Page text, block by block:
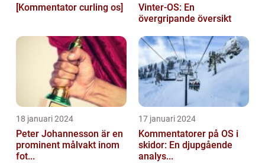
[Kommentator curling os]
Vinter-OS: En
övergripande översikt
18 januari 2024
Peter Johannesson är en
prominent målvakt inom
fot...
17 januari 2024
Kommentatorer på OS i
skidor: En djupgående
analys...